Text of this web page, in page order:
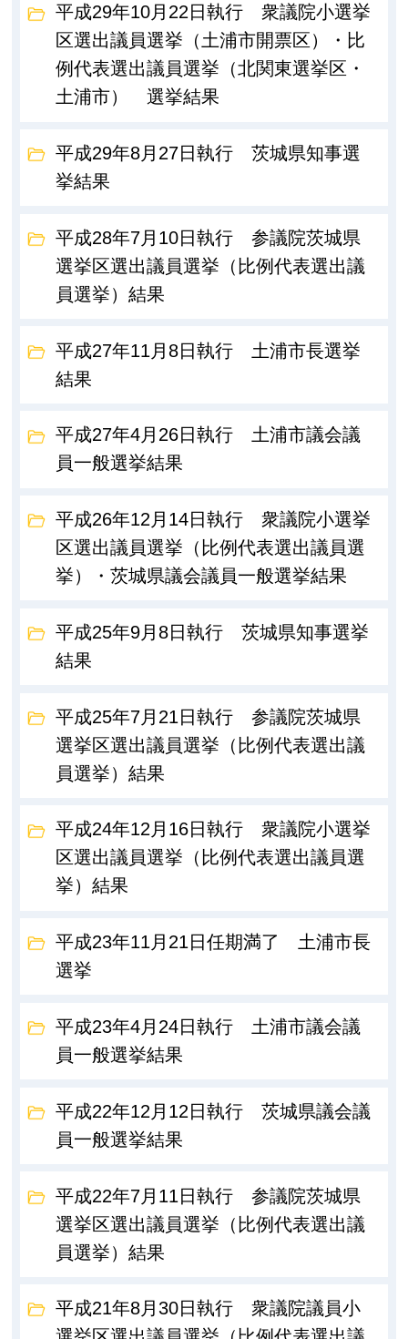
平成29年10月22日執行 衆議院小選挙
区選出議員選挙（土浦市開票区）・比
例代表選出議員選挙（北関東選挙区・
土浦市） 選挙結果
平成29年8月27日執行 茨城県知事選
挙結果
平成28年7月10日執行 参議院茨城県
選挙区選出議員選挙（比例代表選出議
員選挙）結果
平成27年11月8日執行 土浦市長選挙
結果
平成27年4月26日執行 土浦市議会議
員一般選挙結果
平成26年12月14日執行 衆議院小選挙
区選出議員選挙（比例代表選出議員選
挙）・茨城県議会議員一般選挙結果
平成25年9月8日執行 茨城県知事選挙
結果
平成25年7月21日執行 参議院茨城県
選挙区選出議員選挙（比例代表選出議
員選挙）結果
平成24年12月16日執行 衆議院小選挙
区選出議員選挙（比例代表選出議員選
挙）結果
平成23年11月21日任期満了 土浦市長
選挙
平成23年4月24日執行 土浦市議会議
員一般選挙結果
平成22年12月12日執行 茨城県議会議
員一般選挙結果
平成22年7月11日執行 参議院茨城県
選挙区選出議員選挙（比例代表選出議
員選挙）結果
平成21年8月30日執行 衆議院議員小